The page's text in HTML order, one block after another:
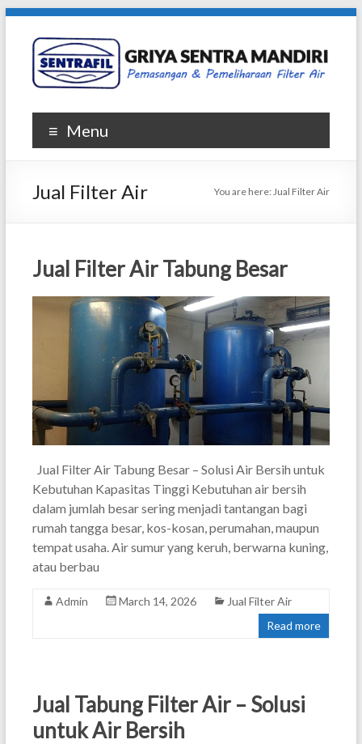
Skip
content
Griya
Sentra
Mandiri
Penjualan
Pemasangan
Menu
Jual Filter Air You are here: Jual Filter Air
Jual Filter Air Tabung Besar
Jual Filter Air Tabung Besar – Solusi Air Bersih untuk
Kebutuhan Kapasitas Tinggi Kebutuhan air bersih
dalam jumlah besar sering menjadi tantangan bagi
rumah tangga besar, kos-kosan, perumahan, maupun
tempat usaha. Air sumur yang keruh, berwarna kuning,
atau berbau
Admin March 14, 2026
Jual Filter Air
Read more
Jual Tabung Filter Air – Solusi
untuk Air Bersih